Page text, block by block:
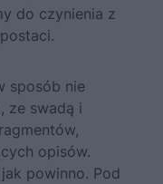
do czynienia z
sposób nie
ze swadą i
opisów.
powinno. Pod